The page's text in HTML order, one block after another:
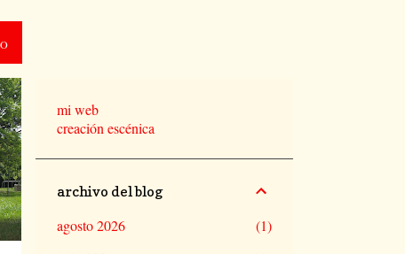
mi web
creación escénica
archivo del blog
agosto 2026
1